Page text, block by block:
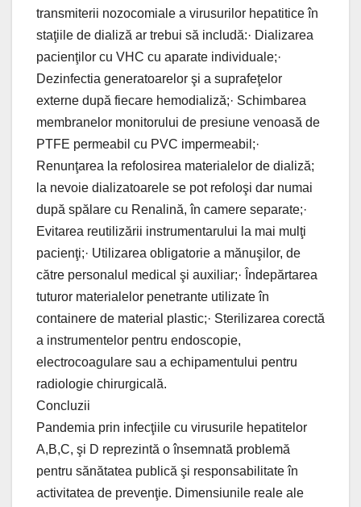
transmiterii nozocomiale a virusurilor hepatitice în
staţiile de dializă ar trebui să includă:· Dializarea
pacienţilor cu VHC cu aparate individuale;·
Dezinfectia generatoarelor şi a suprafeţelor
externe după fiecare hemodializă;· Schimbarea
membranelor monitorului de presiune venoasă de
PTFE permeabil cu PVC impermeabil;·
Renunţarea la refolosirea materialelor de dializă;
la nevoie dializatoarele se pot refoloşi dar numai
după spălare cu Renalină, în camere separate;·
Evitarea reutilizării instrumentarului la mai mulţi
pacienţi;· Utilizarea obligatorie a mănuşilor, de
către personalul medical şi auxiliar;· Îndepărtarea
tuturor materialelor penetrante utilizate în
containere de material plastic;· Sterilizarea corectă
a instrumentelor pentru endoscopie,
electrocoagulare sau a echipamentului pentru
radiologie chirurgicală.
Concluzii
Pandemia prin infecţiile cu virusurile hepatitelor
A,B,C, şi D reprezintă o însemnată problemă
pentru sănătatea publică şi responsabilitate în
activitatea de prevenţie. Dimensiunile reale ale